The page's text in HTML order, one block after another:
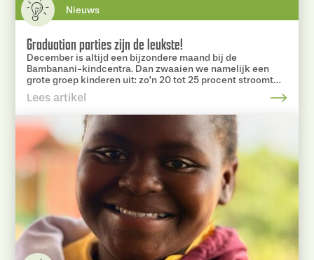
Nieuws
Graduation parties zijn de leukste!
December is altijd een bijzondere maand bij de
Bambanani-kindcentra. Dan zwaaien we namelijk een
grote groep kinderen uit: zo’n 20 tot 25 procent stroomt
door naar het basisonderwijs. En geloof ons… dat voelt als
een enorme kers op de taart!
Lees artikel